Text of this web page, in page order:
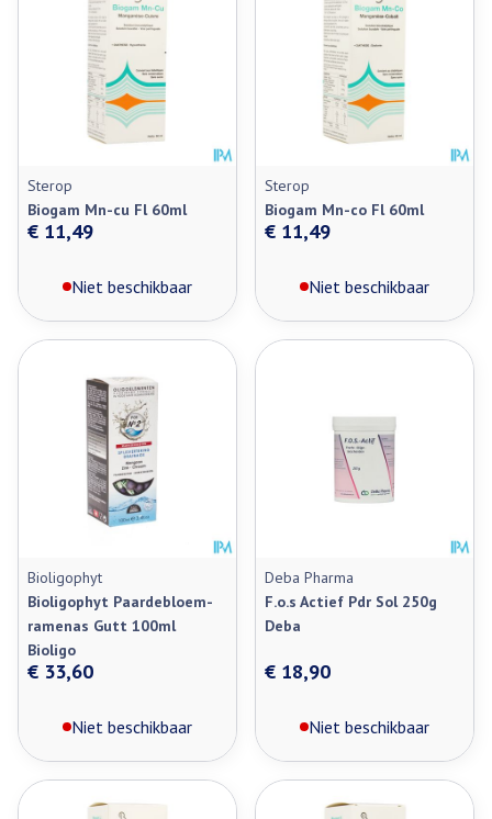
Sterop
Biogam Mn-cu Fl 60ml
€ 11,49
Niet beschikbaar
Sterop
Biogam Mn-co Fl 60ml
€ 11,49
Niet beschikbaar
Bioligophyt
Bioligophyt Paardebloem-
ramenas Gutt 100ml
Bioligo
€ 33,60
Niet beschikbaar
Deba Pharma
F.o.s Actief Pdr Sol 250g
Deba
€ 18,90
Niet beschikbaar